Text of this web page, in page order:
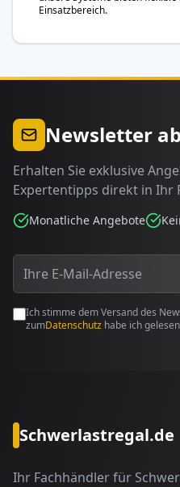
Einsatzbereich.
Newsletter
Erhalten Sie exklusive
Expertentipps direkt in Ihr
Monatliche Angebote
Ich stimme dem Versand des
zumDatenschutz habe ich
Schwerlastregal.de
Ihr Fachhändler für